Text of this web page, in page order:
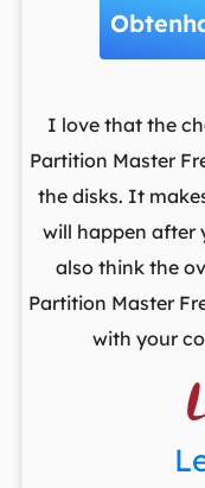
I love that the
Partition Master
the disks. It
will happen after
also think the
Partition Master
with your